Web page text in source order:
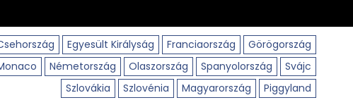
Egyesült Királyság Franciaország
Görögország
Németország Olaszország Spanyolország
Svájc
Szlovákia
Szlovénia Magyarország Piggyland